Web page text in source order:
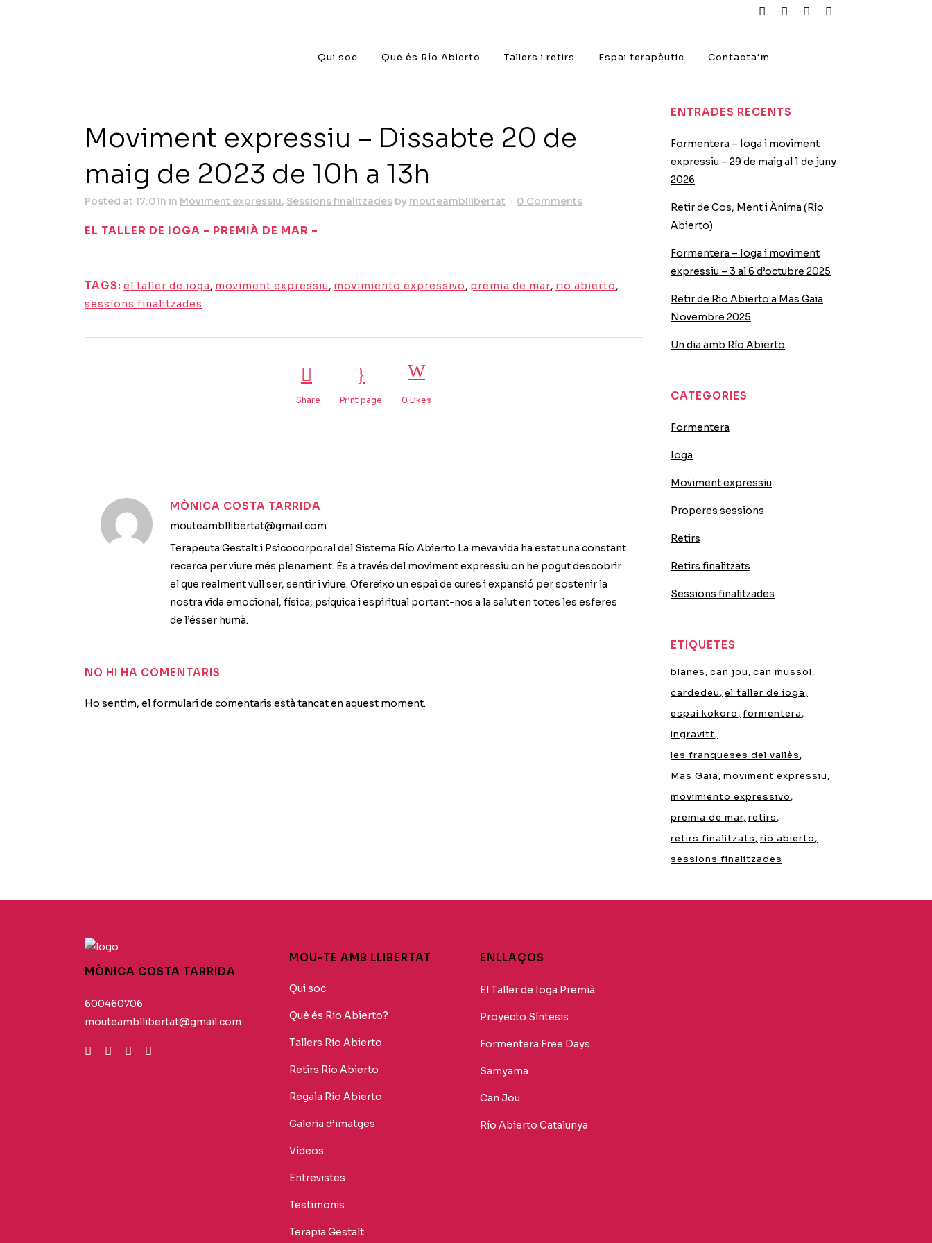
Qui soc Què és Río Abierto Tallers i retirs Espai terapèutic Contacta’m
Moviment expressiu – Dissabte 20 de
maig de 2023 de 10h a 13h
Posted at 17:01h in Moviment expressiu, Sessions finalitzades by mouteambllibertat 0 Comments
EL TALLER DE IOGA – PREMIÀ DE MAR –
TAGS: el taller de ioga, moviment expressiu, movimiento expressivo, premia de mar, rio abierto,
sessions finalitzades
Share Print page 0 Likes
MÒNICA COSTA TARRIDA
mouteambllibertat@gmail.com
Terapeuta Gestalt i Psicocorporal del Sistema Río Abierto La meva vida ha estat una constant
recerca per viure més plenament. És a través del moviment expressiu on he pogut descobrir
el que realment vull ser, sentir i viure. Ofereixo un espai de cures i expansió per sostenir la
nostra vida emocional, física, psíquica i espiritual portant-nos a la salut en totes les esferes
de l’ésser humà.
NO HI HA COMENTARIS
Ho sentim, el formulari de comentaris està tancat en aquest moment.
ENTRADES RECENTS
Formentera – Ioga i moviment
expressiu – 29 de maig al 1 de juny
2026
Retir de Cos, Ment i Ànima (Río
Abierto)
Formentera – Ioga i moviment
expressiu – 3 al 6 d’octubre 2025
Retir de Rio Abierto a Mas Gaia
Novembre 2025
Un dia amb Río Abierto
CATEGORIES
Formentera
Ioga
Moviment expressiu
Properes sessions
Retirs
Retirs finalitzats
Sessions finalitzades
ETIQUETES
blanes can jou can mussol
cardedeu el taller de ioga
espai kokoro formentera
ingravitt
les franqueses del vallès
Mas Gaia moviment expressiu
movimiento expressivo
premia de mar retirs
retirs finalitzats rio abierto
sessions finalitzades
MÒNICA COSTA TARRIDA
600460706
mouteambllibertat@gmail.com
MOU-TE AMB LLIBERTAT
Qui soc
Què és Río Abierto?
Tallers Río Abierto
Retirs Río Abierto
Regala Río Abierto
Galeria d’imatges
Vídeos
Entrevistes
Testimonis
Terapia Gestalt
ENLLAÇOS
El Taller de Ioga Premià
Proyecto Síntesis
Formentera Free Days
Samyama
Can Jou
Río Abierto Catalunya